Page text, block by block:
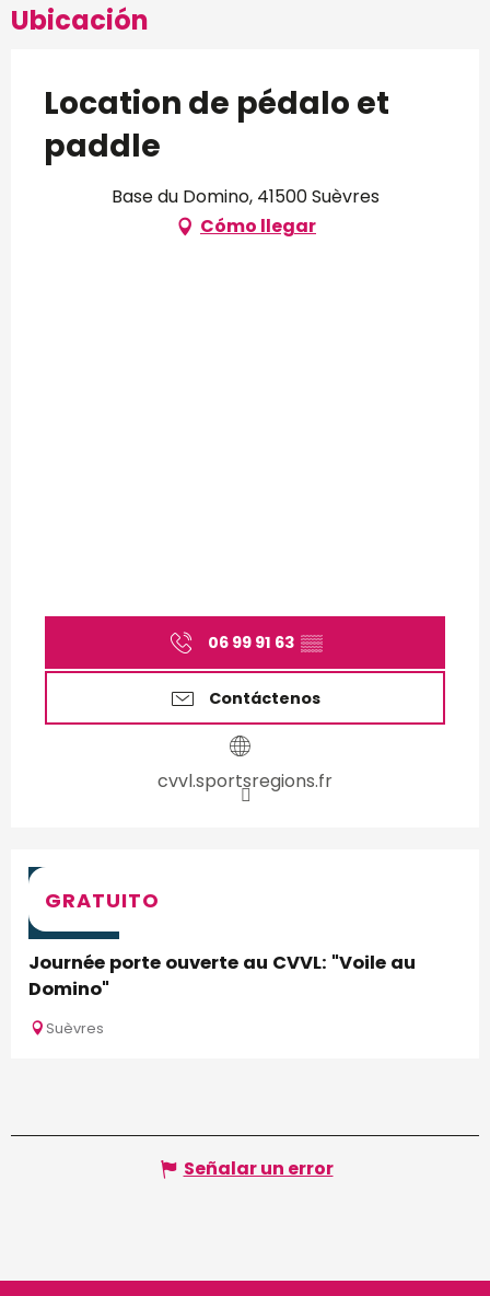
Ubicación
Location de pédalo et
paddle
Base du Domino, 41500 Suèvres
Cómo llegar
06 99 91 63 ▒▒
Contáctenos
cvvl.sportsregions.fr
GRATUITO
5
Journée porte ouverte au CVVL: "Voile au
Domino"
Suèvres
Señalar un error